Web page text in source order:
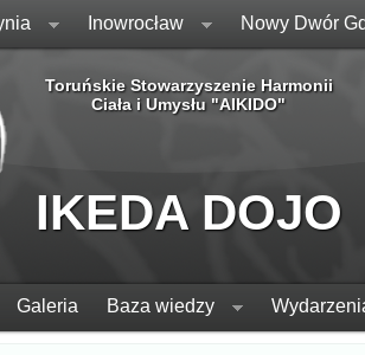
Inowrocław Nowy Dwór
Toruńskie Stowarzyszenie Harmonii
Ciała i Umysłu "AIKIDO"
IKEDA DOJO
Galeria Baza wiedzy